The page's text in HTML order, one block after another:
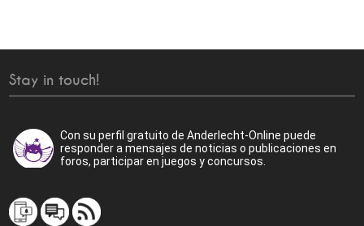
Stay in touch!
Con su perfil gratuito de Anderlecht-Online puede
responder a mensajes de noticias o publicaciones en
foros, participar en juegos y concursos.